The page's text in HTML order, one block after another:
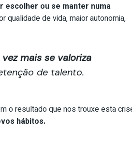
escolher ou se manter numa
qualidade de vida, maior autonomia,
mais se valoriza
de talento.
o resultado que nos trouxe esta
hábitos.